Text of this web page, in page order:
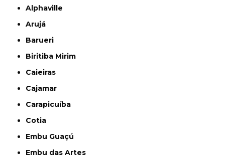
Alphaville
Arujá
Barueri
Biritiba Mirim
Caieiras
Cajamar
Carapicuíba
Cotia
Embu Guaçú
Embu das Artes